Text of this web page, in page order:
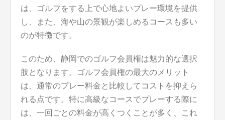
は、ゴルフをする上で心地よいプレー環境を提供
し、また、海や山の景観が楽しめるコースも多い
のが特徴です。
このため、静岡でのゴルフ会員権は魅力的な選択
肢となります。ゴルフ会員権の最大のメリット
は、通常のプレー料金と比較してコストを抑えら
れる点です。特に高級なコースでプレーする際に
は、一回ごとの料金が高くつくことが多く、これ